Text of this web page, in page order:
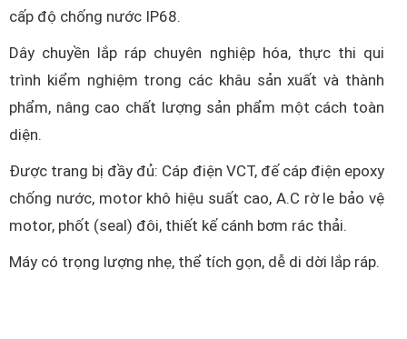
cấp độ chống nước IP68.
Dây chuyền lắp ráp chuyên nghiệp hóa, thực thi qui
trình kiểm nghiệm trong các khâu sản xuất và thành
phẩm, nâng cao chất lượng sản phẩm một cách toàn
diện.
Được trang bị đầy đủ: Cáp điện VCT, đế cáp điện epoxy
chống nước, motor khô hiệu suất cao, A.C rờ le bảo vệ
motor, phốt (seal) đôi, thiết kế cánh bơm rác thải.
Máy có trọng lượng nhẹ, thể tích gọn, dễ di dời lắp ráp.